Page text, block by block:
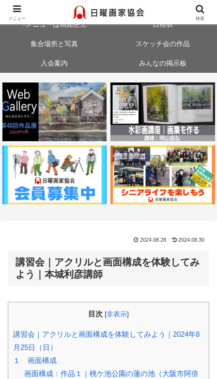
大阪・神戸・奈良・京都でスケッチ会を開催中！気軽にご参加ください
↑メニューは画面左上 日程表
集合場所と写真 スケッチ会の作品
入会案内 みんなの掲示板
2024.08.28 2024.08.30
講習会｜アクリルと画面構成を体験してみ
よう｜本城利彦講師
目次 [非表示]
講習会｜アクリルと画面構成を体験してみよう｜2024年8
月25日（日）
１ 画面構成
画面構成：作品１｜桃ケ池公園の蓮の池（大阪市阿倍
メニュー 検索